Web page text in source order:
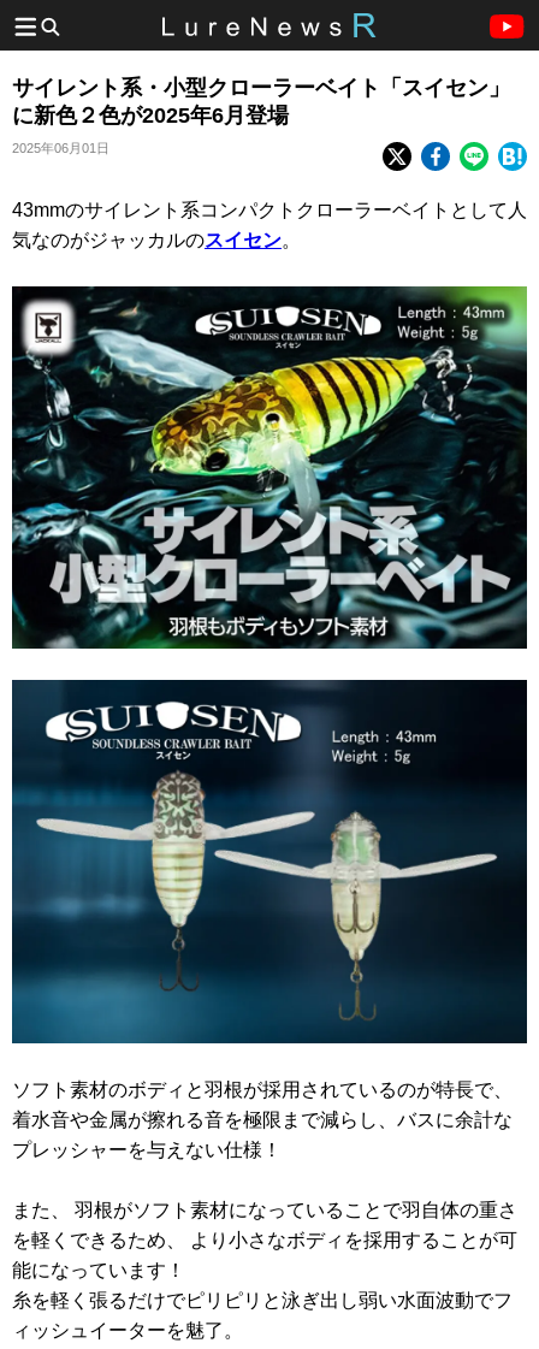
サイレント系・小型クローラーベイト「スイセン」
に新色２色が2025年6月登場
2025年06月01日
43mmのサイレント系コンパクトクローラーベイトとして人
気なのがジャッカルのスイセン。
ソフト素材のボディと羽根が採用されているのが特長で、
着水音や金属が擦れる音を極限まで減らし、バスに余計な
プレッシャーを与えない仕様！
また、 羽根がソフト素材になっていることで羽自体の重さ
を軽くできるため、 より小さなボディを採用することが可
能になっています！
糸を軽く張るだけでピリピリと泳ぎ出し弱い水面波動でフ
ィッシュイーターを魅了。